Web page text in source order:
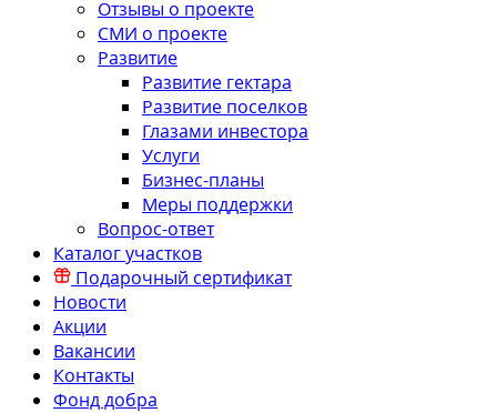
Отзывы о проекте
СМИ о проекте
Развитие
Развитие гектара
Развитие поселков
Глазами инвестора
Услуги
Бизнес-планы
Меры поддержки
Вопрос-ответ
Каталог участков
Подарочный сертификат
Новости
Акции
Вакансии
Контакты
Фонд добра